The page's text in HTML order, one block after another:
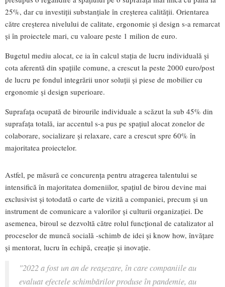
25%, dar cu investiții substanțiale în creșterea calității. Orientarea
către creșterea nivelului de calitate, ergonomie și design s-a remarcat
și în proiectele mari, cu valoare peste 1 milion de euro.
Bugetul mediu alocat, ce ia în calcul stația de lucru individuală și
cota aferentă din spațiile comune, a crescut la peste 2000 euro/post
de lucru pe fondul integrării unor soluții și piese de mobilier cu
ergonomie și design superioare.
Suprafața ocupată de birourile individuale a scăzut la sub 45% din
suprafața totală, iar accentul s-a pus pe spațiul alocat zonelor de
colaborare, socializare și relaxare, care a crescut spre 60% în
majoritatea proiectelor.
Astfel, pe măsură ce concurența pentru atragerea talentului se
intensifică în majoritatea domeniilor, spațiul de birou devine mai
exclusivist și totodată o carte de vizită a companiei, precum și un
instrument de comunicare a valorilor și culturii organizației. De
asemenea, biroul se dezvoltă către rolul funcțional de catalizator al
proceselor de muncă socială -schimb de idei și know how, învățare
și mentorat, lucru în echipă, creație și inovație.
"2022 a fost un an de reașezare, în care companiile au
evaluat efectele schimbărilor produse în pandemie, au